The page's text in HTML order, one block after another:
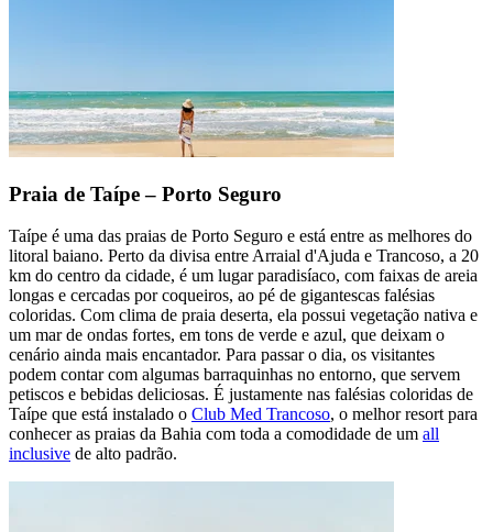
Praia de Taípe – Porto Seguro
Taípe é uma das praias de Porto Seguro e está entre as melhores do
litoral baiano. Perto da divisa entre Arraial d'Ajuda e Trancoso, a 20
km do centro da cidade, é um lugar paradisíaco, com faixas de areia
longas e cercadas por coqueiros, ao pé de gigantescas falésias
coloridas. Com clima de praia deserta, ela possui vegetação nativa e
um mar de ondas fortes, em tons de verde e azul, que deixam o
cenário ainda mais encantador. Para passar o dia, os visitantes
podem contar com algumas barraquinhas no entorno, que servem
petiscos e bebidas deliciosas. É justamente nas falésias coloridas de
Taípe que está instalado o Club Med Trancoso, o melhor resort para
conhecer as praias da Bahia com toda a comodidade de um all
inclusive de alto padrão.